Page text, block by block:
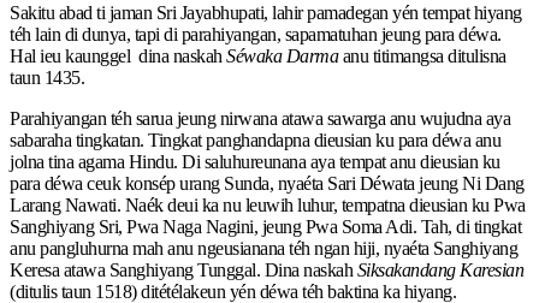
Sakitu abad ti jaman Sri Jayabhupati, lahir pamadegan yén tempat hiyang
téh lain di dunya, tapi di parahiyangan, sapamatuhan jeung para déwa.
Hal ieu kaunggel dina naskah Séwaka Darmaanu titimangsa ditulisna
taun 1435.
Parahiyangan téh sarua jeung nirwana atawa sawarga anu wujudna aya
sabaraha tingkatan. Tingkat panghandapna dieusian ku para déwa anu
jolna tina agama Hindu. Di saluhureunana aya tempat anu dieusian ku
para déwa ceuk konsép urang Sunda, nyaéta Sari Déwata jeung Ni Dang
Larang Nawati. Naék deui ka nu leuwih luhur, tempatna dieusian ku Pwa
Sanghiyang Sri, Pwa Naga Nagini, jeung Pwa Soma Adi. Tah, di tingkat
anu pangluhurna mah anu ngeusianana téh ngan hiji, nyaéta Sanghiyang
Keresa atawa Sanghiyang Tunggal. Dina naskah Siksakandang Karesian
(ditulis taun 1518) ditétélakeun yén déwa téh baktina ka hiyang.